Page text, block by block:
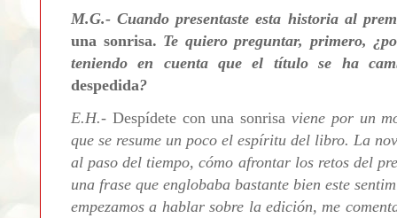
M.G.- Cuando presentaste esta historia al
una sonrisa. Te quiero preguntar, primero,
teniendo en cuenta que el título se ha
despedida?
E.H.- Despídete con una sonrisa viene por un
que se resume un poco el espíritu del libro. La
al paso del tiempo, cómo afrontar los retos del
una frase que englobaba bastante bien este
empezamos a hablar sobre la edición, me